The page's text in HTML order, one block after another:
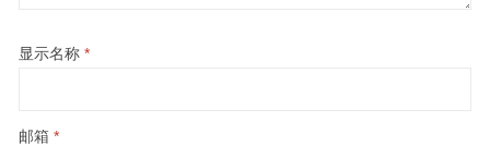
显示名称 *
邮箱 *